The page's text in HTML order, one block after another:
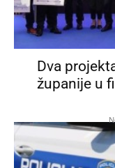
Dva
županije u